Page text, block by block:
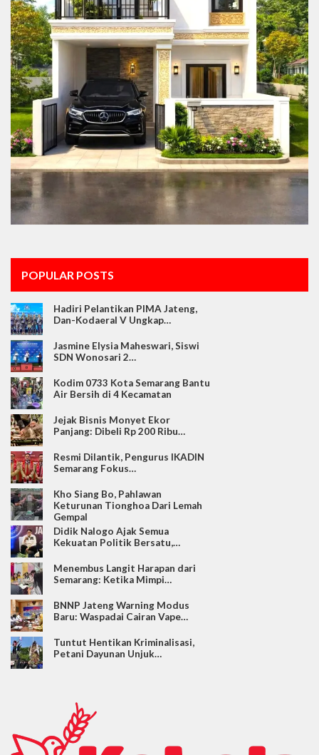
POPULAR POSTS
Hadiri Pelantikan PIMA Jateng,
Dan-Kodaeral V Ungkap…
Jasmine Elysia Maheswari, Siswi
SDN Wonosari 2…
Kodim 0733 Kota Semarang Bantu
Air Bersih di 4 Kecamatan
Jejak Bisnis Monyet Ekor
Panjang: Dibeli Rp 200 Ribu…
Resmi Dilantik, Pengurus IKADIN
Semarang Fokus…
Kho Siang Bo, Pahlawan
Keturunan Tionghoa Dari Lemah
Gempal
Didik Nalogo Ajak Semua
Kekuatan Politik Bersatu,…
Menembus Langit Harapan dari
Semarang: Ketika Mimpi…
BNNP Jateng Warning Modus
Baru: Waspadai Cairan Vape…
Tuntut Hentikan Kriminalisasi,
Petani Dayunan Unjuk…